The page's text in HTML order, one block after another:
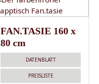
FAN.TASIE 160 x
80 cm
DATENBLATT
PREISLISTE